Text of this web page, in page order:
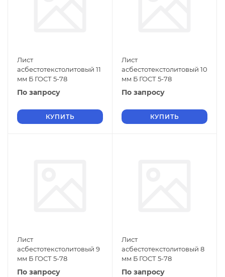
Лист
асбестотекстолитовый 11
мм Б ГОСТ 5-78
По запросу
КУПИТЬ
Лист
асбестотекстолитовый 10
мм Б ГОСТ 5-78
По запросу
КУПИТЬ
Лист
асбестотекстолитовый 9
мм Б ГОСТ 5-78
По запросу
Лист
асбестотекстолитовый 8
мм Б ГОСТ 5-78
По запросу